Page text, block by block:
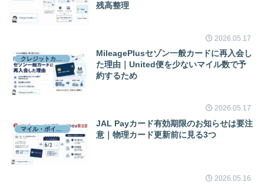
残高整理
2026.05.17
MileagePlusセゾン一般カードに再入会し
た理由｜United便を少ないマイル数で予
約するため
2026.05.17
JAL Payカード有効期限のお知らせは要注
意｜物理カード更新前に見る3つ
2026.05.16